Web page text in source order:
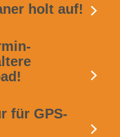
holt auf!
für GPS-